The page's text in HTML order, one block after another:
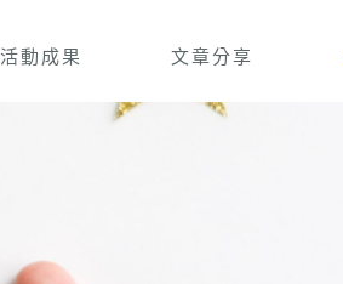
活動成果 文章分享